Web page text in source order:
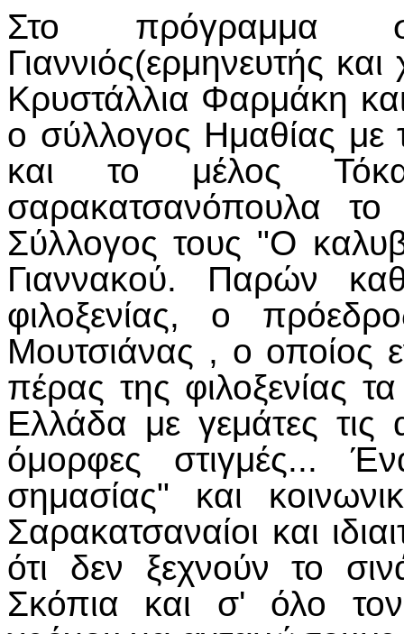
Στο πρόγραμμα
Γιαννιός(ερμηνευτής
Κρυστάλλια Φαρμάκη
ο σύλλογος Ημαθίας με
και το μέλος
σαρακατσανόπουλα
Σύλλογος τους "Ο
Γιαννακού. Παρών
φιλοξενίας, ο
Μουτσιάνας , ο οποίος
πέρας της φιλοξενίας
Ελλάδα με γεμάτες τις
όμορφες στιγμές...
σημασίας" και
Σαρακατσαναίοι και
ότι δεν ξεχνούν το
Σκόπια και σ' όλο